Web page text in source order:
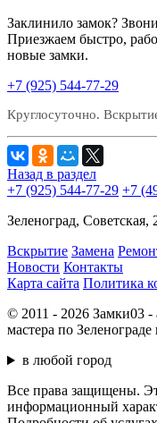
Заклинило замок?
Приезжаем быстро,
новые замки.
+7 (925) 544-77-29
Круглосуточно.
Назад в раздел
+7 (925) 544-77-29 +7
Зеленоград, Cоветская,
Вскрытие Замена
Новости Контакты
Карта сайта Политика
© 2011 - 2026 Замки03 -
мастера по
в любой город
Все права защищены.
информационный